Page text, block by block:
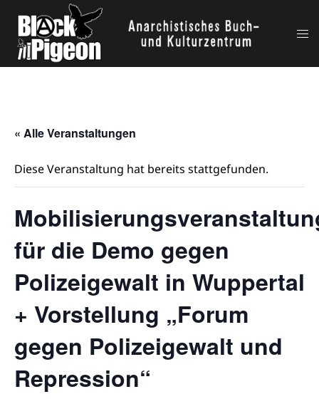
Inhalt
springen
« Alle Veranstaltungen
Diese Veranstaltung hat bereits stattgefunden.
für die Demo gegen
Polizeigewalt in Wuppertal
+ Vorstellung „Forum
gegen Polizeigewalt und
Repression“